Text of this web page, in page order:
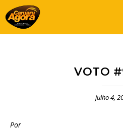
VOTO
julho 4,
Por